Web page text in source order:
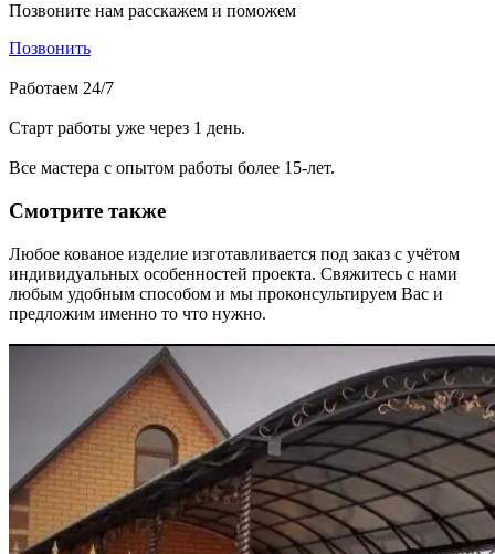
Позвоните нам расскажем и поможем
Позвонить
Работаем 24/7
Старт работы уже через 1 день.
Все мастера с опытом работы более 15-лет.
Смотрите также
Любое кованое изделие изготавливается под заказ с учётом
индивидуальных особенностей проекта. Свяжитесь с нами
любым удобным способом и мы проконсультируем Вас и
предложим именно то что нужно.